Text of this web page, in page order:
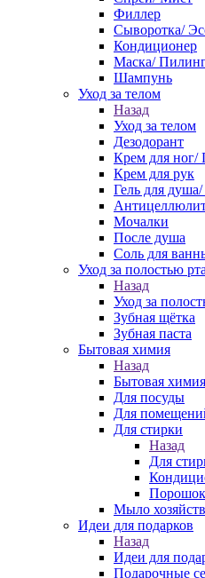
Филлер
Сыворотка/
Кондиционер
Маска/
Шампунь
Уход за телом
Назад
Уход за телом
Дезодорант
Крем для ног/
Крем для рук
Гель для
Мочалки
После душа
Соль для
Уход за полостью рта
Назад
Уход за
Зубная щётка
Зубная паста
Бытовая химия
Назад
Бытовая химия
Для посуды
Для
Для стирки
Назад
Для
Мыло
Идеи для подарков
Назад
Идеи для
Подарочные